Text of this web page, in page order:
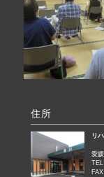
住所
リ
愛